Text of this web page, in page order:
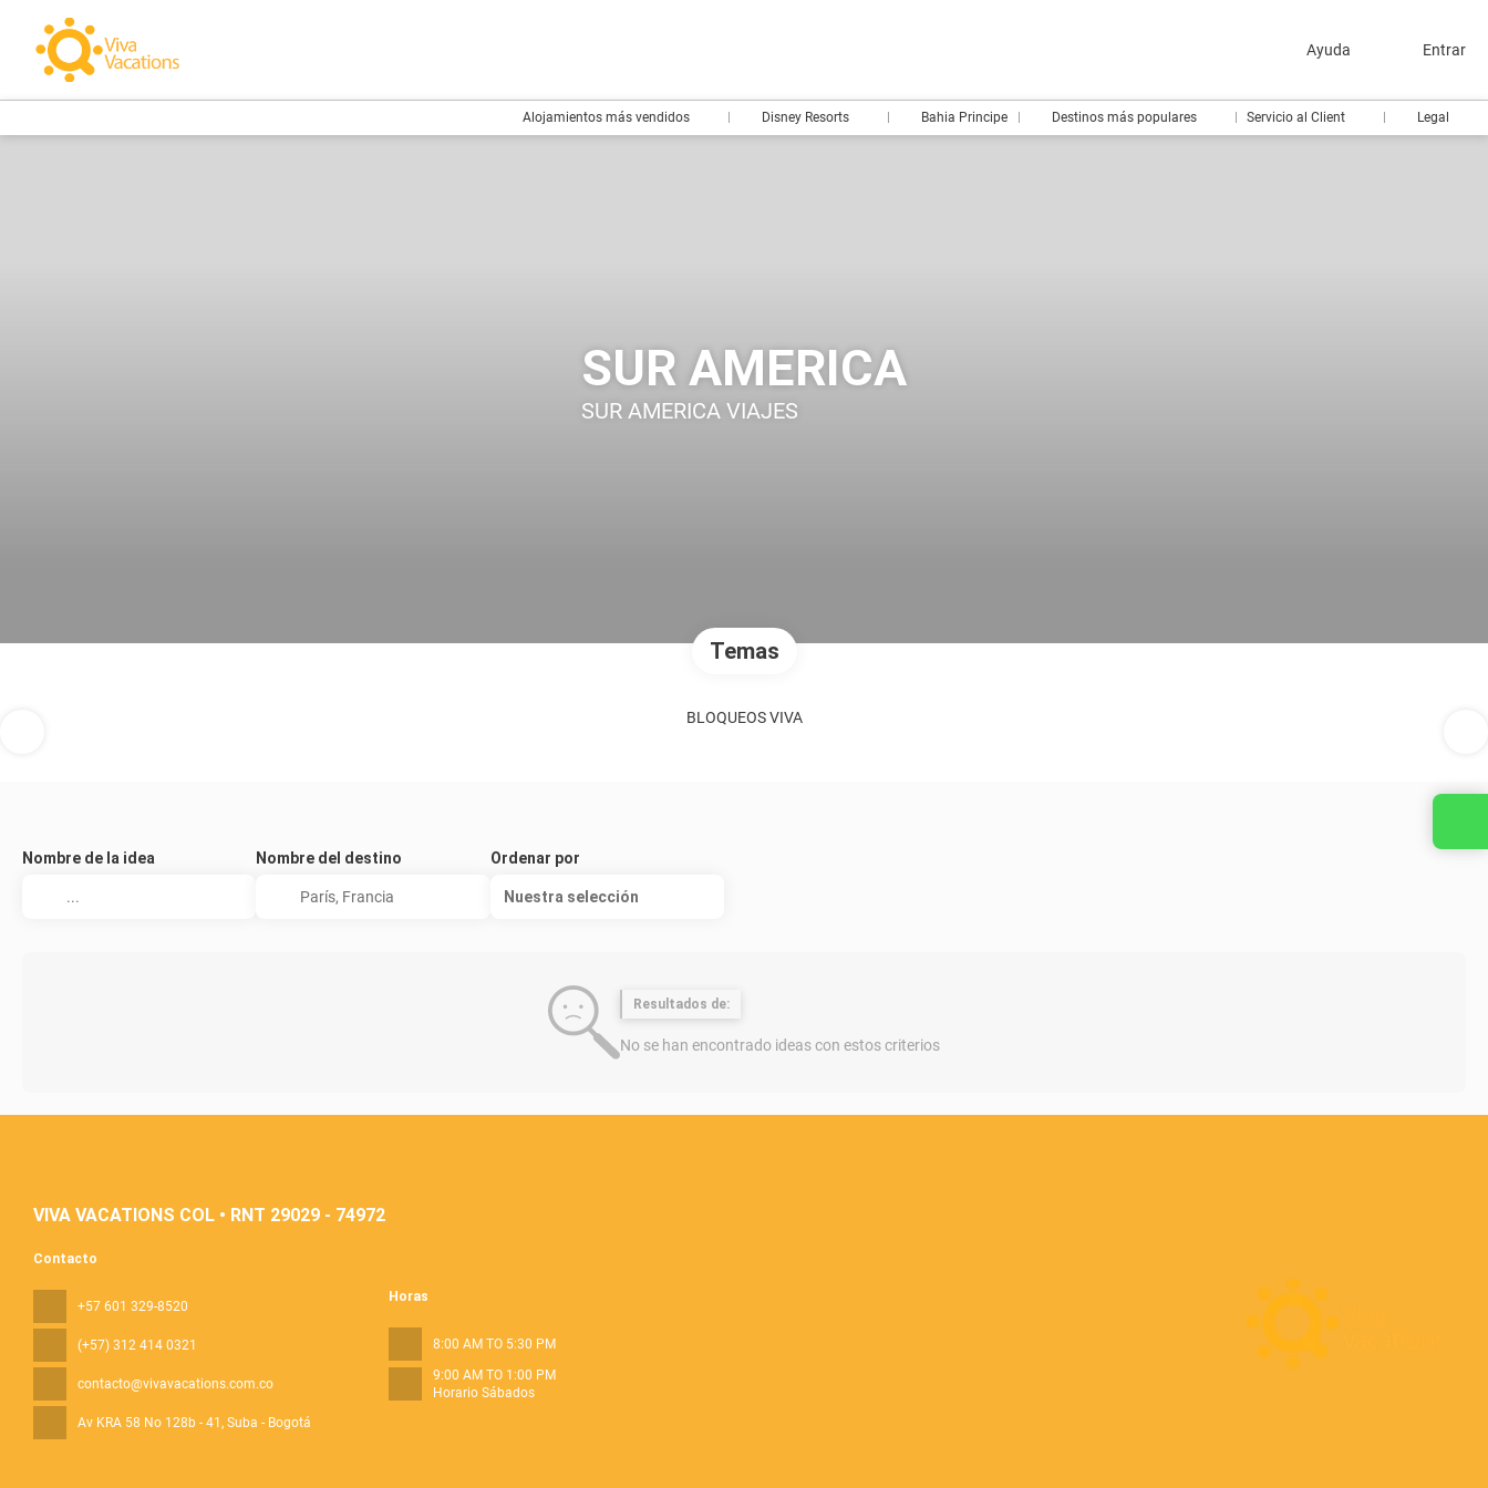
Ayuda Entrar
Alojamientos más vendidos Disney Resorts Bahia Principe Destinos más populares Servicio al Client Legal
SUR AMERICA
SUR AMERICA VIAJES
Temas
BLOQUEOS VIVA
Nombre de la idea Nombre del destino Ordenar por
Nuestra selección
Resultados de:
No se han encontrado ideas con estos criterios
VIVA VACATIONS COL • RNT 29029 - 74972
Contacto
+57 601 329-8520
(+57) 312 414 0321
contacto@vivavacations.com.co
Av KRA 58 No 128b - 41 , Suba - Bogotá
Horas
8:00 AM TO 5:30 PM
9:00 AM TO 1:00 PM
Horario Sábados